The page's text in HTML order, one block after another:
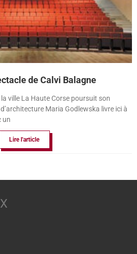
de Calvi Balagne
ville La Haute Corse poursuit son
Maria Godlewska livre ici à
un
Lire l'article